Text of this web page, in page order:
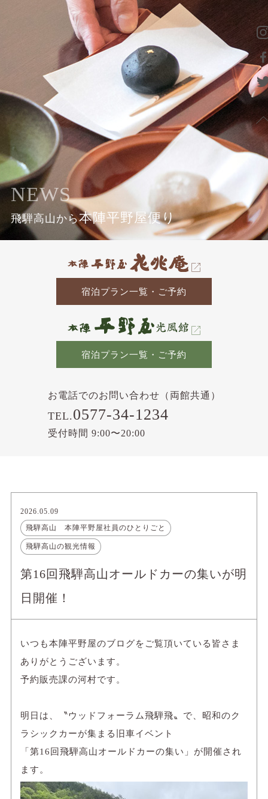
NEWS
飛騨高山から本陣平野屋便り
宿泊プラン一覧・ご予約
宿泊プラン一覧・ご予約
お電話でのお問い合わせ（両館共通）
TEL.0577-34-1234
受付時間 9:00〜20:00
2026.05.09
飛騨高山 本陣平野屋社員のひとりごと
飛騨高山の観光情報
第16回飛騨高山オールドカーの集いが明
日開催！
いつも本陣平野屋のブログをご覧頂いている皆さま
ありがとうございます。
予約販売課の河村です。
明日は、〝ウッドフォーラム飛騨飛〟で、昭和のク
ラシックカーが集まる旧車イベント
「第16回飛騨高山オールドカーの集い」が開催され
ます。